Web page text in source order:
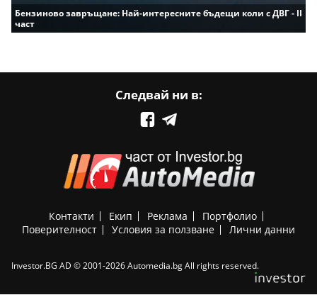
Бензиново завръщане: Най-интересните бъдещи коли с ДВГ - II
част
Следвай ни в:
Контакти Екип Реклама
Портфолио
Поверителност
Условия за ползване Лични данни
Investor.BG AD © 2001-2026 Automedia.bg All rights reserved.